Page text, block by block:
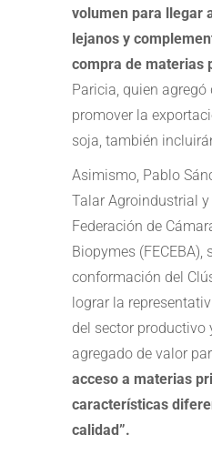
volumen para llegar
lejanos y
compra de materias
Paricia, quien agregó
promover la
soja, también
Asimismo, Pablo
Talar Agroindustrial
Federación de
Biopymes (FECEBA),
conformación del
lograr la
del sector productivo
agregado de valor
acceso a materias
características
calidad”.